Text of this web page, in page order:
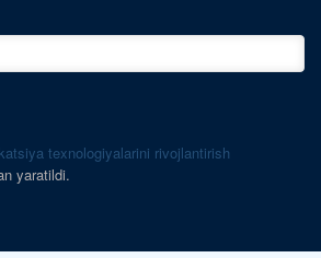
texnologiyalarini rivojlantirish
yaratildi.